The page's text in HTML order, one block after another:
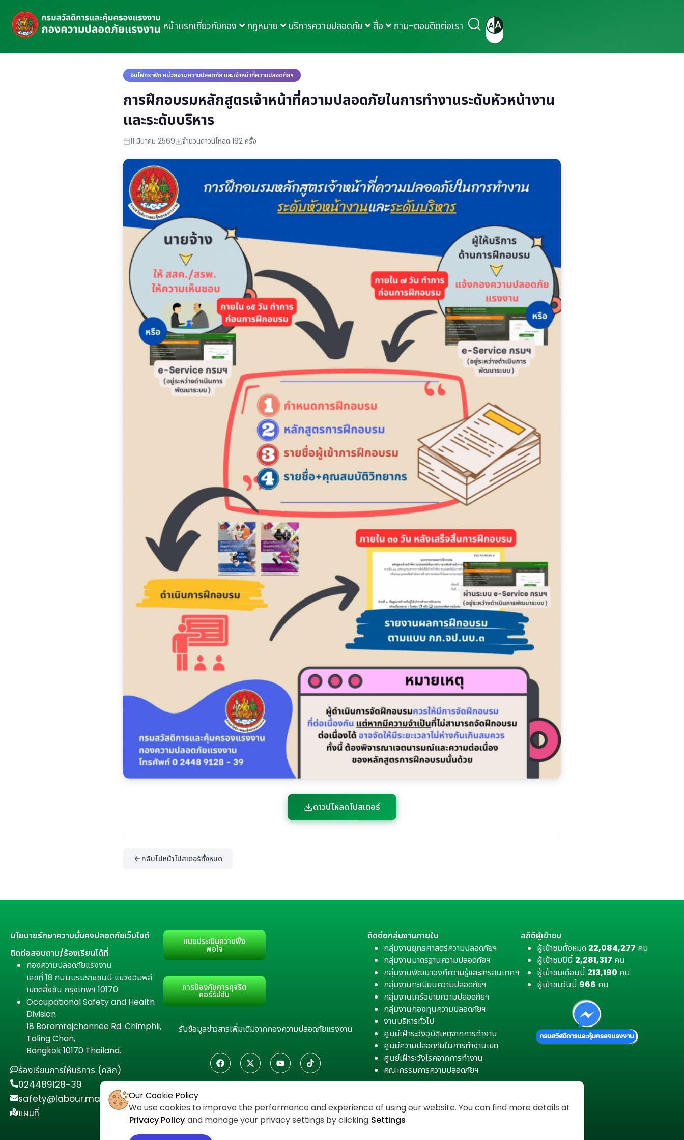
หน้าแรกเกี่ยวกับกอง กฎหมาย บริการความปลอดภัย สื่อ ถาม-ตอบติดต่อเรา
อินโฟกราฟิก หน่วยงานความปลอดภัย และเจ้าหน้าที่ความปลอดภัยฯ
การฝึกอบรมหลักสูตรเจ้าหน้าที่ความปลอดภัยในการทำงานระดับหัวหน้างาน
และระดับบริหาร
11 มีนาคม 2569 จำนวนดาวน์โหลด 192 ครั้ง
ดาวน์โหลดโปสเตอร์
กลับไปหน้าโปสเตอร์ทั้งหมด
นโยบายรักษาความมั่นคงปลอดภัยเว็บไซต์
ติดต่อสอบถาม/ร้องเรียนได้ที่
กองความปลอดภัยแรงงาน
เลขที่ 18 ถนนบรมราชชนนี แขวงฉิมพลี
เขตตลิ่งชัน กรุงเทพฯ 10170
Occupational Safety and Health
Division
18 Boromrajchonnee Rd. Chimphli,
Taling Chan,
Bangkok 10170 Thailand.
ร้องเรียนการให้บริการ (คลิก)
024489128-39
safety@labour.mail.go.th
แผนที่
แบบประเมินความพึง
พอใจ
การป้องกันการทุจริต
คอร์รัปชัน
รับข้อมูลข่าวสารเพิ่มเติมจากกองความปลอดภัยแรงงาน
ติดต่อกลุ่มงานภายใน
กลุ่มงานยุทธศาสตร์ความปลอดภัยฯ
กลุ่มงานมาตรฐานความปลอดภัยฯ
กลุ่มงานพัฒนาองค์ความรู้และสารสนเทศฯ
กลุ่มงานทะเบียนความปลอดภัยฯ
กลุ่มงานเครือข่ายความปลอดภัยฯ
กลุ่มงานกองทุนความปลอดภัยฯ
งานบริหารทั่วไป
ศูนย์เฝ้าระวังอุบัติเหตุจากการทำงาน
ศูนย์ความปลอดภัยในการทำงานเขต
ศูนย์เฝ้าระวังโรคจากการทำงาน
คณะกรรมการความปลอดภัยฯ
สถิติผู้เข้าชม
ผู้เข้าชมทั้งหมด 22,084,277 คน
ผู้เข้าชมปีนี้ 2,281,317 คน
ผู้เข้าชมเดือนนี้ 213,190 คน
ผู้เข้าชมวันนี้ 966 คน
Our Cookie Policy
We use cookies to improve the performance and experience of using our website. You can find more details at
Privacy Policy and manage your privacy settings by clicking Settings